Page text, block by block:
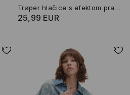
Traper hlačice s efektom pranja
25,99 EUR